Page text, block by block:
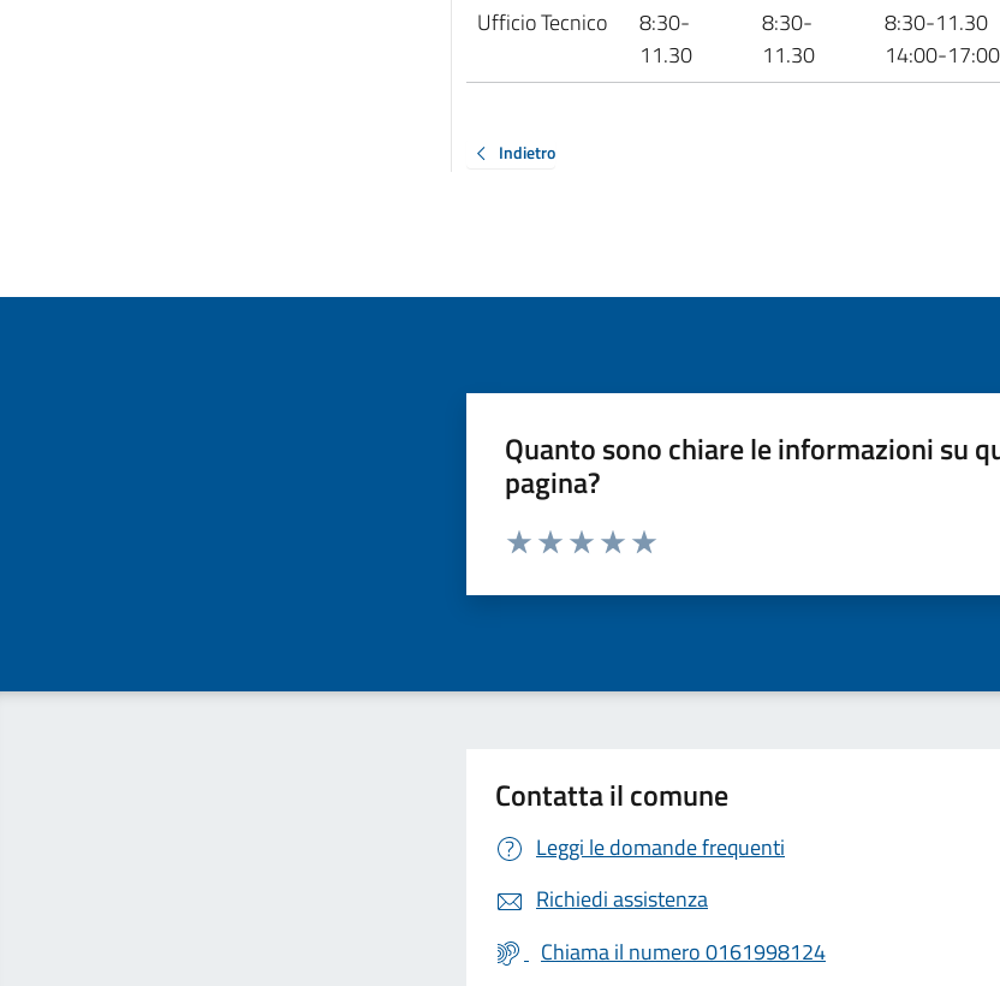
Ufficio Tecnico
8:30-
11.30
8:30-
11.30
8:30-11.30
14:00-17:00
Indietro
Quanto sono chiare le informazioni su
pagina?
Valuta da 1 a 5 stelle la pagina
Contatta il comune
Leggi le domande frequenti
Richiedi assistenza
Chiama il numero 0161998124